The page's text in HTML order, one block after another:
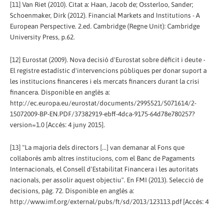
[11] Van Riet (2010). Citat a: Haan, Jacob de; Ossterloo, Sander;
Schoenmaker, Dirk (2012). Financial Markets and Institutions - A
European Perspective. 2.ed. Cambridge (Regne Unit): Cambridge
University Press, p.62.
[12] Eurostat (2009). Nova decisió d'Eurostat sobre dèficit i deute -
El registre estadístic d'intervencions públiques per donar suport a
les institucions financeres i els mercats financers durant la crisi
financera. Disponible en anglès a:
http://ec.europa.eu/eurostat/documents/2995521/5071614/2-
15072009-BP-EN.PDF/37382919-ebff-4dca-9175-64d78e780257?
version=1.0 [Accés: 4 juny 2015].
[13] "La majoria dels directors [...] van demanar al Fons que
col·laborés amb altres institucions, com el Banc de Pagaments
Internacionals, el Consell d'Estabilitat Financera i les autoritats
nacionals, per assolir aquest objectiu". En FMI (2013). Selecció de
decisions, pàg. 72. Disponible en anglès a:
http://www.imf.org/external/pubs/ft/sd/2013/123113.pdf [Accés: 4